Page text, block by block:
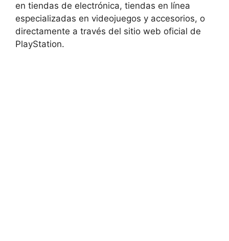
en tiendas de electrónica, tiendas en línea
especializadas en videojuegos y accesorios, o
directamente a través del sitio web oficial de
PlayStation.